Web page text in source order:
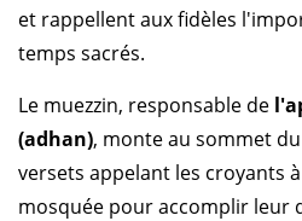
et rappellent aux fidèles
temps sacrés.
Le muezzin, responsable de
(adhan), monte au sommet
versets appelant les croyants
mosquée pour accomplir leur